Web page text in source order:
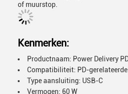
of muurstop.
Kenmerken:
Productnaam: Power Delivery
Compatibiliteit: PD-
Type aansluiting: USB-C
Vermogen: 60 W